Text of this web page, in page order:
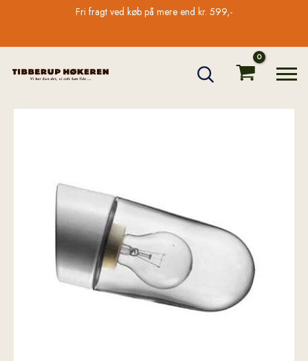
Fri fragt ved køb på mere end kr. 599,-